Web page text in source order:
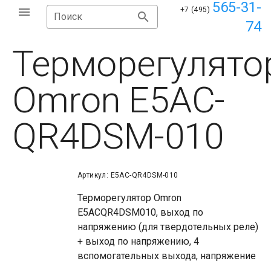
Поиск
+7 (495) 565-31-
74
Omron E5AC-
QR4DSM-010
Артикул: E5AC-QR4DSM-010
Терморегулятор Omron
E5ACQR4DSM010, выход по
напряжению (для твердотельных реле)
+ выход по напряжению, 4
вспомогательных выхода, напряжение